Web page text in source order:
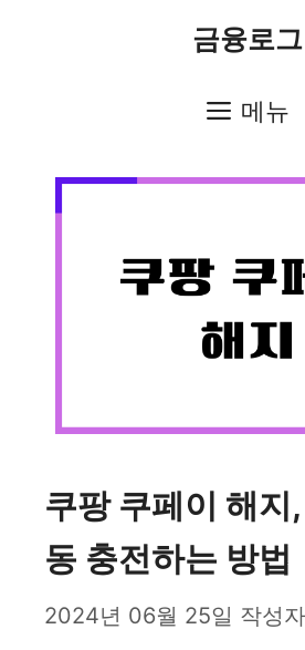
금융로그
메뉴
쿠팡 쿠페이 해지
동 충전하는 방법
2024년 06월 25일 작성